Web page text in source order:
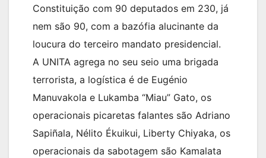
Constituição com 90 deputados em 230, já
nem são 90, com a bazófia alucinante da
loucura do terceiro mandato presidencial.
A UNITA agrega no seu seio uma brigada
terrorista, a logística é de Eugénio
Manuvakola e Lukamba “Miau” Gato, os
operacionais picaretas falantes são Adriano
Sapiñala, Nélito Ékuikui, Liberty Chiyaka, os
operacionais da sabotagem são Kamalata